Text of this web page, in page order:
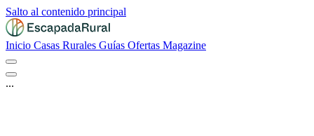
Salto al contenido principal
Inicio Casas Rurales Guías Ofertas Magazine
...